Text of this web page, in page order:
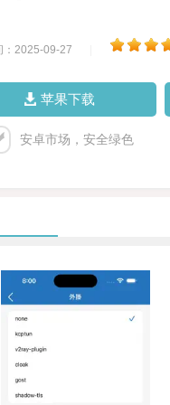
：2025-09-27
苹果下载
安卓市场，安全绿色